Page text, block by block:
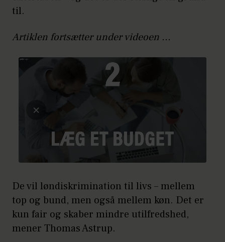
til.
Artiklen fortsætter under videoen ...
De vil løndiskrimination til livs – mellem
top og bund, men også mellem køn. Det er
kun fair og skaber mindre utilfredshed,
mener Thomas Astrup.